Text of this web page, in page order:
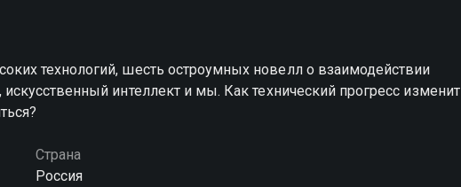
технологий, шесть остроумных новелл о взаимодействии
интеллект и мы. Как технический прогресс изменит
Страна
Россия